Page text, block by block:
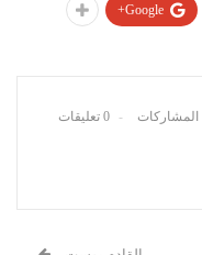
Google+
0 تعليقات